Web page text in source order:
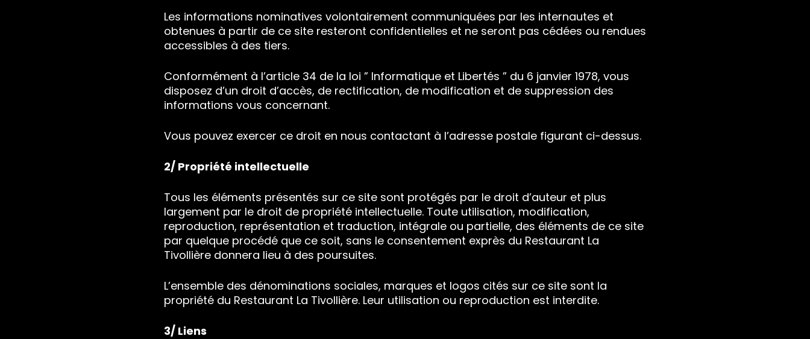
Les informations nominatives volontairement communiquées par les internautes et
obtenues à partir de ce site resteront confidentielles et ne seront pas cédées ou rendues
accessibles à des tiers.
Conformément à l’article 34 de la loi ” Informatique et Libertés ” du 6 janvier 1978, vous
disposez d’un droit d’accès, de rectification, de modification et de suppression des
informations vous concernant.
Vous pouvez exercer ce droit en nous contactant à l’adresse postale figurant ci-dessus.
2/ Propriété intellectuelle
Tous les éléments présentés sur ce site sont protégés par le droit d’auteur et plus
largement par le droit de propriété intellectuelle. Toute utilisation, modification,
reproduction, représentation et traduction, intégrale ou partielle, des éléments de ce site
par quelque procédé que ce soit, sans le consentement exprès du Restaurant La
Tivollière donnera lieu à des poursuites.
L’ensemble des dénominations sociales, marques et logos cités sur ce site sont la
propriété du Restaurant La Tivollière. Leur utilisation ou reproduction est interdite.
3/ Liens